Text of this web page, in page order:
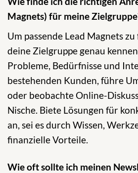
Magnets) für meine
Um passende Lead Magnets
deine Zielgruppe genau
Probleme, Bedürfnisse und
bestehenden Kunden, führe
oder beobachte Online-
Nische. Biete Lösungen für
an, sei es durch Wissen,
finanzielle Vorteile.
Wie oft sollte ich meinen